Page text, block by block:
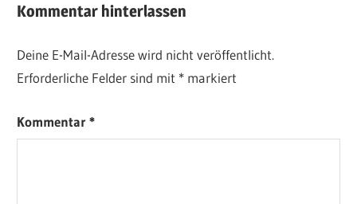
Kommentar hinterlassen
Deine E-Mail-Adresse wird nicht veröffentlicht.
Erforderliche Felder sind mit * markiert
Kommentar*